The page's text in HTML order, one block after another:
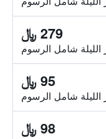
279 ﷼
شامل الرسوم
95 ﷼
شامل الرسوم
98 ﷼